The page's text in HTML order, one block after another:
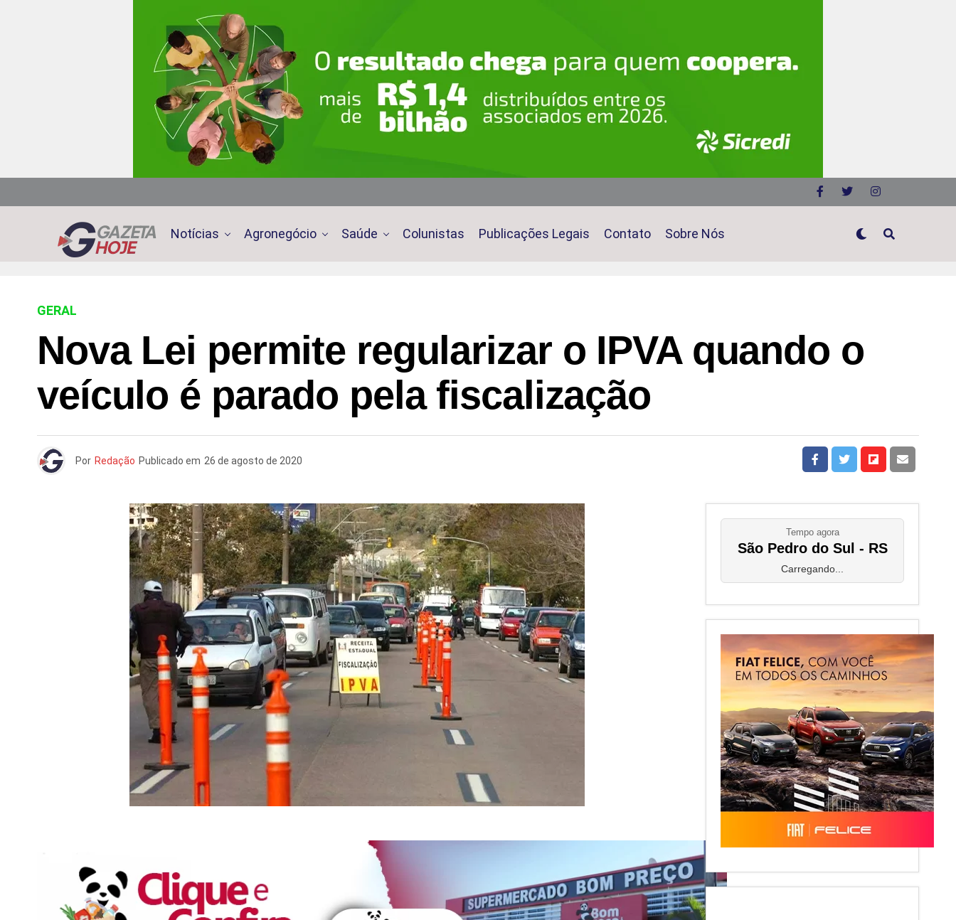
Notícias Agronegócio Saúde Colunistas Publicações Legais Contato Sobre Nós
GERAL
Nova Lei permite regularizar o IPVA quando o
veículo é parado pela fiscalização
Por Redação Publicado em 26 de agosto de 2020
Tempo agora
São Pedro do Sul - RS
Carregando...